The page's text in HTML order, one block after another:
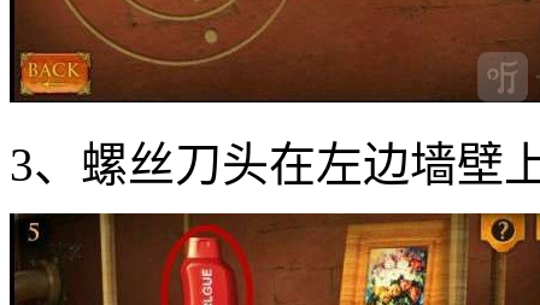
3、螺丝刀头在左边墙壁